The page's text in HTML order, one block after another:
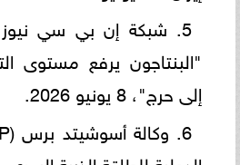
"البنتاجون يرفع مستوى
إلى حرج"، 8 يونيو 2026.